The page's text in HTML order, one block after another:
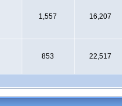
1,557 16,207
853 22,517